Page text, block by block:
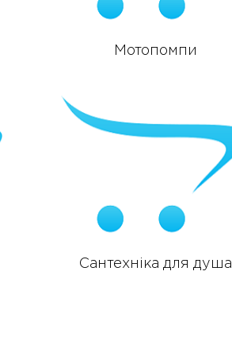
Мотопомпи
Сантехніка для душа